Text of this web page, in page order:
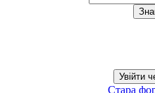
Увійти
Стара